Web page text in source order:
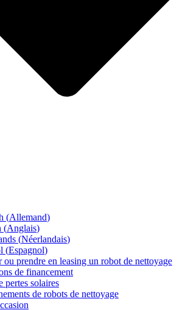
(Allemand)
(Anglais)
(Néerlandais)
(Espagnol)
ou prendre en leasing un robot de nettoyage
de financement
pertes solaires
de robots de nettoyage